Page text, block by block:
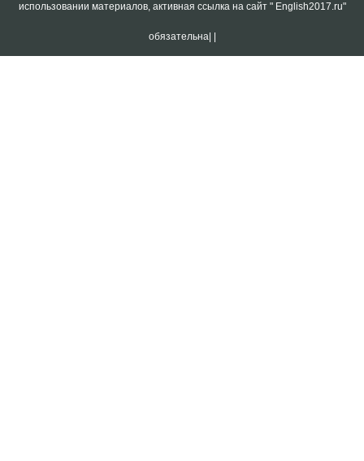
использовании материалов, активная ссылка на сайт " English2017.ru"
обязательна|